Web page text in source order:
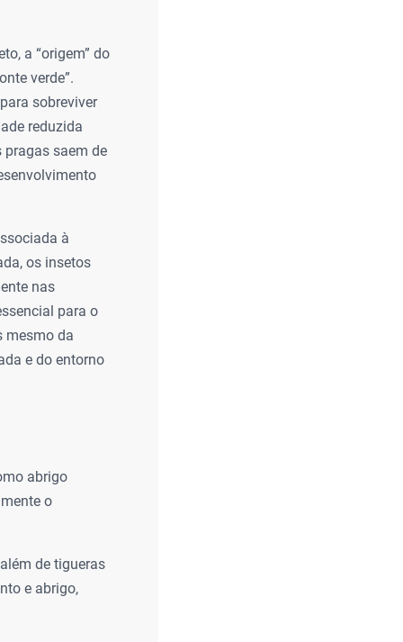
a “origem” do
verde”.
sobreviver
reduzida
pragas saem de
à
os insetos
nas
para o
mesmo da
e do entorno
abrigo
o
de tigueras
e abrigo,